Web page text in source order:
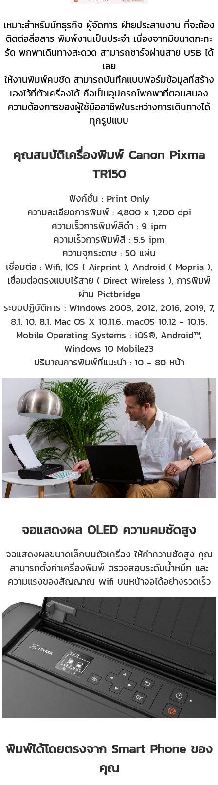
เหมาะสำหรับนักธุรกิจ ผู้จัดการ ฝ่ายประสานงาน ที่จะต้อง
ติดต่อสื่อสาร พิมพ์งานเป็นประจำ เนื่องจากมีขนาดกะทะ
รัด พกพาเดินทางสะดวด สามารถชาร์จผ่านสาย USB ได้
เลย
ให้งานพิมพ์คมชัด สามารถบันทึกแบบฟอร์มข้อมูลที่สร้าง
เองไว้ที่ตัวเครื่องได้ ถือเป็นอุปกรณ์พกพาที่ตอบสนอง
ความต้องการของผู้ใช้มืออาชีพในระหว่างการเดินทางได้
ทุกรูปแบบ
คุณสมบัติเครื่องพิมพ์ Canon Pixma
TR150
ฟังก์ชั่น : Print Only
ความละเอียดการพิมพ์ : 4,800 x 1,200 dpi
ความเร็วการพิมพ์สีดำ : 9 ipm
ความเร็วการพิมพ์สี : 5.5 ipm
ความจุกระดาษ : 50 แผ่น
เชื่อมต่อ : Wifi, IOS ( Airprint ), Android ( Mopria ),
เชื่อมต่อตรงแบบไร้สาย ( Direct Wireless ), การพิมพ์
ผ่าน Pictbridge
ระบบปฏิบัติการ : Windows 2008, 2012, 2016, 2019, 7,
8.1, 10, 8.1, Mac OS X 10.11.6, macOS 10.12 - 10.15,
Mobile Operating Systems : iOS®, Android™,
Windows 10 Mobile23
ปริมาณการพิมพ์ที่แนะนำ : 10 - 80 หน้า
จอแสดงผล OLED ความคมชัดสูง
จอแสดงผลขนาดเล็กบนตัวเครื่อง ให้ค่าความชัดสูง คุณ
สามารถตั้งค่าเครื่องพิมพ์ ตรวจสอบระดับน้ำหมึก และ
ความแรงของสัญญาณ Wifi บนหน้าจอได้อย่างรวดเร็ว
พิมพ์ได้โดยตรงจาก Smart Phone ของ
คุณ